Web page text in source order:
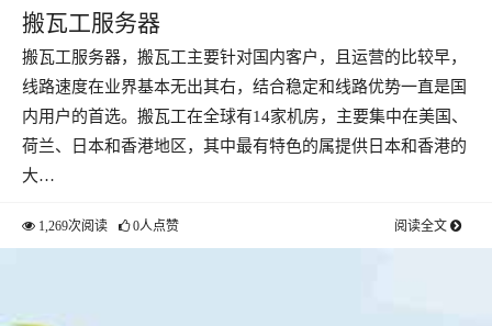
搬瓦工服务器
搬瓦工服务器，搬瓦工主要针对国内客户，且运营的比较早，
线路速度在业界基本无出其右，结合稳定和线路优势一直是国
内用户的首选。搬瓦工在全球有14家机房，主要集中在美国、
荷兰、日本和香港地区，其中最有特色的属提供日本和香港的
大…
1,269次阅读 0人点赞 阅读全文